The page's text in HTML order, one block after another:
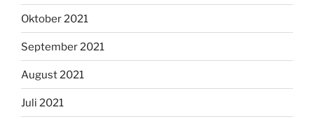
Oktober 2021
September 2021
August 2021
Juli 2021